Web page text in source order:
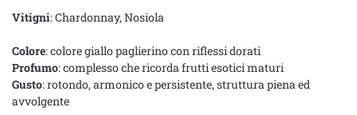
Vitigni: Chardonnay, Nosiola
Colore: colore giallo paglierino con riflessi dorati
Profumo: complesso che ricorda frutti esotici maturi
Gusto: rotondo, armonico e persistente, struttura piena ed
avvolgente